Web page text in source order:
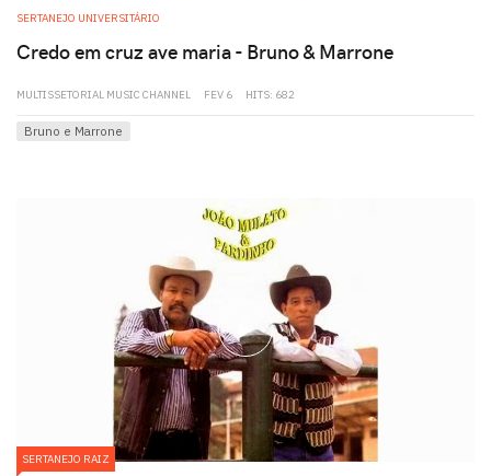
SERTANEJO UNIVERSITÁRIO
Credo em cruz ave maria - Bruno & Marrone
MULTISSETORIAL MUSIC CHANNEL FEV 6 HITS: 682
Bruno e Marrone
play
SERTANEJO RAIZ